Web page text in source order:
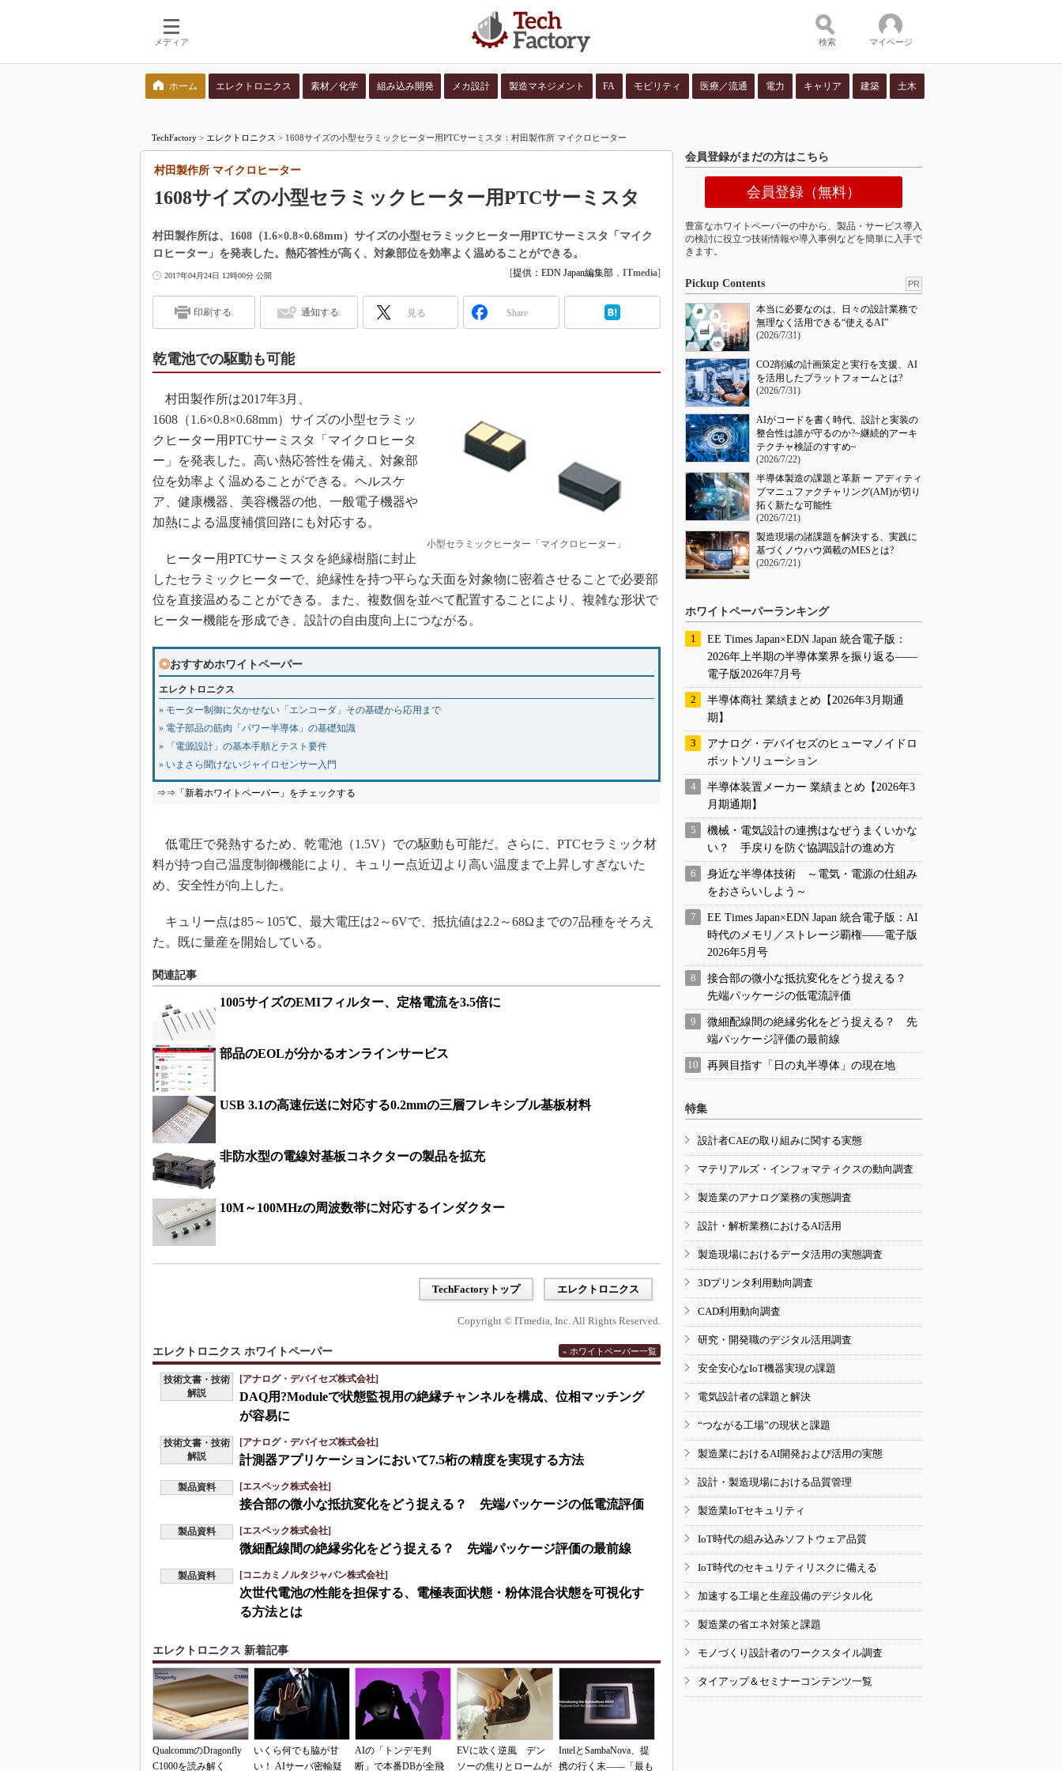
メディア 検索 マイページ
ホーム エレクトロニクス 素材／化学 組み込み開発 メカ設計 製造マネジメント FA モビリティ 医療／流通 電力 キャリア 建築 土木
TechFactory > エレクトロニクス > 1608サイズの小型セラミックヒーター用PTCサーミスタ：村田製作所 マイクロヒーター
1608サイズの小型セラミックヒーター用PTCサーミスタ
村田製作所 マイクロヒーター
村田製作所は、1608（1.6×0.8×0.68mm）サイズの小型セラミックヒーター用PTCサーミスタ「マイク
ロヒーター」を発表した。熱応答性が高く、対象部位を効率よく温めることができる。
2017年04月24日 12時00分 公開 [提供：EDN Japan編集部 ， ITmedia]
印刷する 通知する 見る Share
乾電池での駆動も可能
小型セラミックヒーター「マイクロヒーター」
村田製作所は2017年3月、
1608（1.6×0.8×0.68mm）サイズの小型セラミッ
クヒーター用PTCサーミスタ「マイクロヒータ
ー」を発表した。高い熱応答性を備え、対象部
位を効率よく温めることができる。ヘルスケ
ア、健康機器、美容機器の他、一般電子機器や
加熱による温度補償回路にも対応する。
ヒーター用PTCサーミスタを絶縁樹脂に封止
したセラミックヒーターで、絶縁性を持つ平らな天面を対象物に密着させることで必要部
位を直接温めることができる。また、複数個を並べて配置することにより、複雑な形状で
ヒーター機能を形成でき、設計の自由度向上につながる。
◎おすすめホワイトペーパー
エレクトロニクス
» モーター制御に欠かせない「エンコーダ」その基礎から応用まで
» 電子部品の筋肉「パワー半導体」の基礎知識
» 「電源設計」の基本手順とテスト要件
» いまさら聞けないジャイロセンサー入門
⇒⇒「新着ホワイトペーパー」をチェックする
低電圧で発熱するため、乾電池（1.5V）での駆動も可能だ。さらに、PTCセラミック材
料が持つ自己温度制御機能により、キュリー点近辺より高い温度まで上昇しすぎないた
め、安全性が向上した。
キュリー点は85～105℃、最大電圧は2～6Vで、抵抗値は2.2～68Ωまでの7品種をそろえ
た。既に量産を開始している。
関連記事
1005サイズのEMIフィルター、定格電流を3.5倍に
部品のEOLが分かるオンラインサービス
USB 3.1の高速伝送に対応する0.2mmの三層フレキシブル基板材料
非防水型の電線対基板コネクターの製品を拡充
10M～100MHzの周波数帯に対応するインダクター
TechFactoryトップ エレクトロニクス
Copyright © ITmedia, Inc. All Rights Reserved.
エレクトロニクス ホワイトペーパー » ホワイトペーパー一覧
技術文書・技術
解説
[アナログ・デバイセズ株式会社]
DAQ用?Moduleで状態監視用の絶縁チャンネルを構成、位相マッチング
が容易に
技術文書・技術
解説
[アナログ・デバイセズ株式会社]
計測器アプリケーションにおいて7.5桁の精度を実現する方法
製品資料 [エスペック株式会社]
接合部の微小な抵抗変化をどう捉える？ 先端パッケージの低電流評価
製品資料 [エスペック株式会社]
微細配線間の絶縁劣化をどう捉える？ 先端パッケージ評価の最前線
製品資料 [コニカミノルタジャパン株式会社]
次世代電池の性能を担保する、電極表面状態・粉体混合状態を可視化す
る方法とは
エレクトロニクス 新着記事
QualcommのDragonfly
C1000を読み解く
いくら何でも脇が甘
い！ AIサーバ密輸疑
AIの「トンデモ判
断」で本番DBが全飛
EVに吹く逆風 デン
ソーの焦りとロームが
IntelとSambaNova、提
携の行く末――「最も
会員登録がまだの方はこちら
会員登録（無料）
豊富なホワイトペーパーの中から、製品・サービス導入
の検討に役立つ技術情報や導入事例などを簡単に入手で
きます。
Pickup Contents PR
本当に必要なのは、日々の設計業務で
無理なく活用できる“使えるAI”
(2026/7/31)
CO2削減の計画策定と実行を支援、AI
を活用したプラットフォームとは?
(2026/7/31)
AIがコードを書く時代、設計と実装の
整合性は誰が守るのか?~継続的アーキ
テクチャ検証のすすめ~
(2026/7/22)
半導体製造の課題と革新 ー アディティ
ブマニュファクチャリング(AM)が切り
拓く新たな可能性
(2026/7/21)
製造現場の諸課題を解決する、実践に
基づくノウハウ満載のMESとは?
(2026/7/21)
ホワイトペーパーランキング
EE Times Japan×EDN Japan 統合電子版：
2026年上半期の半導体業界を振り返る――
電子版2026年7月号
半導体商社 業績まとめ【2026年3月期通
期】
アナログ・デバイセズのヒューマノイドロ
ボットソリューション
半導体装置メーカー 業績まとめ【2026年3
月期通期】
機械・電気設計の連携はなぜうまくいかな
い？ 手戻りを防ぐ協調設計の進め方
身近な半導体技術 ～電気・電源の仕組み
をおさらいしよう～
EE Times Japan×EDN Japan 統合電子版：AI
時代のメモリ／ストレージ覇権――電子版
2026年5月号
接合部の微小な抵抗変化をどう捉える？
先端パッケージの低電流評価
微細配線間の絶縁劣化をどう捉える？ 先
端パッケージ評価の最前線
再興目指す「日の丸半導体」の現在地
特集
設計者CAEの取り組みに関する実態
マテリアルズ・インフォマティクスの動向調査
製造業のアナログ業務の実態調査
設計・解析業務におけるAI活用
製造現場におけるデータ活用の実態調査
3Dプリンタ利用動向調査
CAD利用動向調査
研究・開発職のデジタル活用調査
安全安心なIoT機器実現の課題
電気設計者の課題と解決
“つながる工場”の現状と課題
製造業におけるAI開発および活用の実態
設計・製造現場における品質管理
製造業IoTセキュリティ
IoT時代の組み込みソフトウェア品質
IoT時代のセキュリティリスクに備える
加速する工場と生産設備のデジタル化
製造業の省エネ対策と課題
モノづくり設計者のワークスタイル調査
タイアップ＆セミナーコンテンツ一覧